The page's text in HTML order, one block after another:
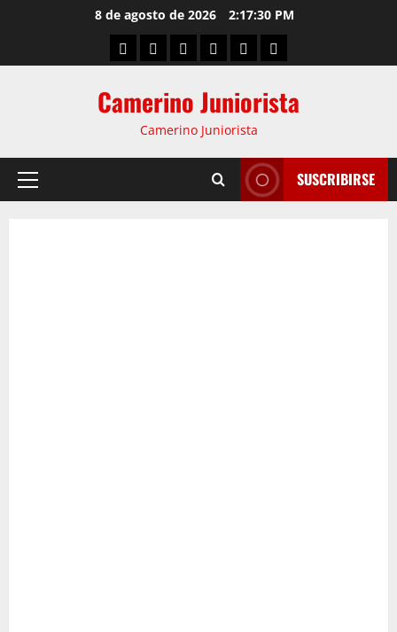
8 de agosto de 2026 2:17:31 PM
Camerino Juniorista
Camerino Juniorista
SUSCRIBIRSE